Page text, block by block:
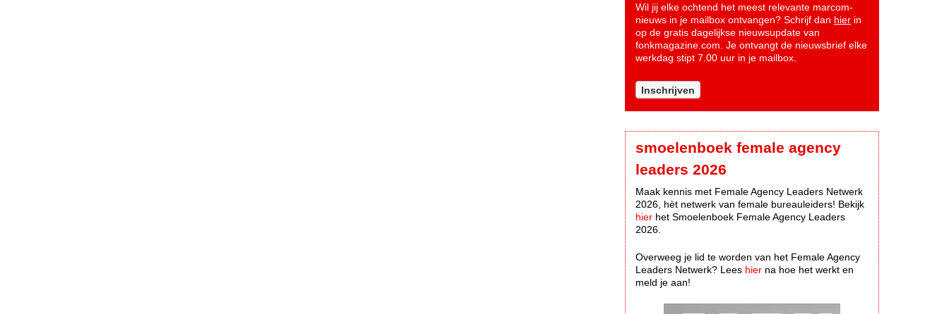
Wil jij elke ochtend het meest relevante marcom-
nieuws in je mailbox ontvangen? Schrijf dan hier in
op de gratis dagelijkse nieuwsupdate van
fonkmagazine.com. Je ontvangt de nieuwsbrief elke
werkdag stipt 7.00 uur in je mailbox.
Inschrijven
smoelenboek female agency
leaders 2026
Maak kennis met Female Agency Leaders Netwerk
2026, hèt netwerk van female bureauleiders! Bekijk
hier het Smoelenboek Female Agency Leaders
2026.
Overweeg je lid te worden van het Female Agency
Leaders Netwerk? Lees hier na hoe het werkt en
meld je aan!